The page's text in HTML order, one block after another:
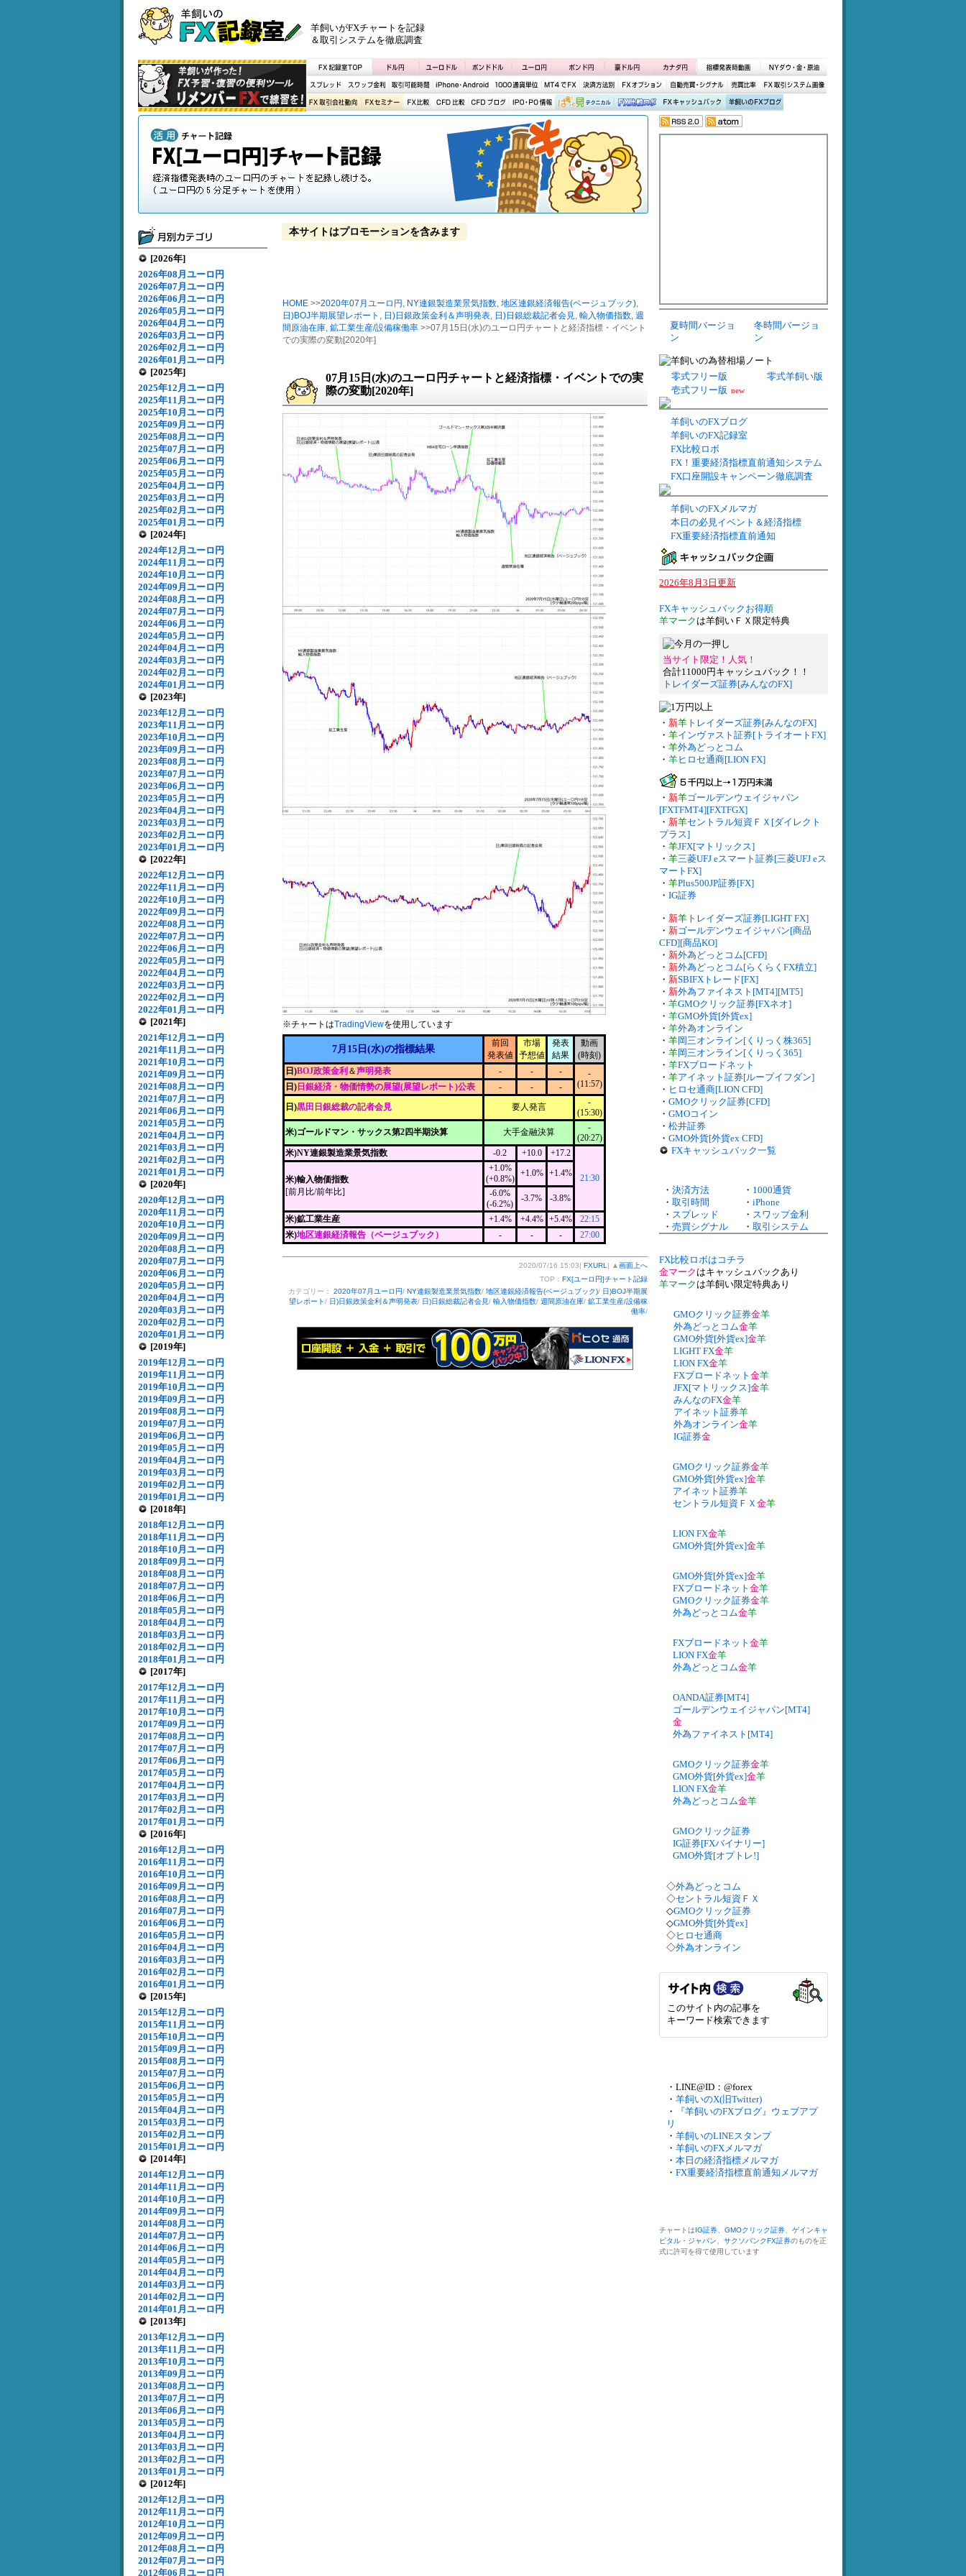
羊飼いがFXチャートを記録
＆取引システムを徹底調査
[2026年]
2026年08月ユーロ円
2026年07月ユーロ円
2026年06月ユーロ円
2026年05月ユーロ円
2026年04月ユーロ円
2026年03月ユーロ円
2026年02月ユーロ円
2026年01月ユーロ円
[2025年]
2025年12月ユーロ円
2025年11月ユーロ円
2025年10月ユーロ円
2025年09月ユーロ円
2025年08月ユーロ円
2025年07月ユーロ円
2025年06月ユーロ円
2025年05月ユーロ円
2025年04月ユーロ円
2025年03月ユーロ円
2025年02月ユーロ円
2025年01月ユーロ円
[2024年]
2024年12月ユーロ円
2024年11月ユーロ円
2024年10月ユーロ円
2024年09月ユーロ円
2024年08月ユーロ円
2024年07月ユーロ円
2024年06月ユーロ円
2024年05月ユーロ円
2024年04月ユーロ円
2024年03月ユーロ円
2024年02月ユーロ円
2024年01月ユーロ円
[2023年]
2023年12月ユーロ円
2023年11月ユーロ円
2023年10月ユーロ円
2023年09月ユーロ円
2023年08月ユーロ円
2023年07月ユーロ円
2023年06月ユーロ円
2023年05月ユーロ円
2023年04月ユーロ円
2023年03月ユーロ円
2023年02月ユーロ円
2023年01月ユーロ円
[2022年]
2022年12月ユーロ円
2022年11月ユーロ円
2022年10月ユーロ円
2022年09月ユーロ円
2022年08月ユーロ円
2022年07月ユーロ円
2022年06月ユーロ円
2022年05月ユーロ円
2022年04月ユーロ円
2022年03月ユーロ円
2022年02月ユーロ円
2022年01月ユーロ円
[2021年]
2021年12月ユーロ円
2021年11月ユーロ円
2021年10月ユーロ円
2021年09月ユーロ円
2021年08月ユーロ円
2021年07月ユーロ円
2021年06月ユーロ円
2021年05月ユーロ円
2021年04月ユーロ円
2021年03月ユーロ円
2021年02月ユーロ円
2021年01月ユーロ円
[2020年]
2020年12月ユーロ円
2020年11月ユーロ円
2020年10月ユーロ円
2020年09月ユーロ円
2020年08月ユーロ円
2020年07月ユーロ円
2020年06月ユーロ円
2020年05月ユーロ円
2020年04月ユーロ円
2020年03月ユーロ円
2020年02月ユーロ円
2020年01月ユーロ円
[2019年]
2019年12月ユーロ円
2019年11月ユーロ円
2019年10月ユーロ円
2019年09月ユーロ円
2019年08月ユーロ円
2019年07月ユーロ円
2019年06月ユーロ円
2019年05月ユーロ円
2019年04月ユーロ円
2019年03月ユーロ円
2019年02月ユーロ円
2019年01月ユーロ円
[2018年]
2018年12月ユーロ円
2018年11月ユーロ円
2018年10月ユーロ円
2018年09月ユーロ円
2018年08月ユーロ円
2018年07月ユーロ円
2018年06月ユーロ円
2018年05月ユーロ円
2018年04月ユーロ円
2018年03月ユーロ円
2018年02月ユーロ円
2018年01月ユーロ円
[2017年]
2017年12月ユーロ円
2017年11月ユーロ円
2017年10月ユーロ円
2017年09月ユーロ円
2017年08月ユーロ円
2017年07月ユーロ円
2017年06月ユーロ円
2017年05月ユーロ円
2017年04月ユーロ円
2017年03月ユーロ円
2017年02月ユーロ円
2017年01月ユーロ円
[2016年]
2016年12月ユーロ円
2016年11月ユーロ円
2016年10月ユーロ円
2016年09月ユーロ円
2016年08月ユーロ円
2016年07月ユーロ円
2016年06月ユーロ円
2016年05月ユーロ円
2016年04月ユーロ円
2016年03月ユーロ円
2016年02月ユーロ円
2016年01月ユーロ円
[2015年]
2015年12月ユーロ円
2015年11月ユーロ円
2015年10月ユーロ円
2015年09月ユーロ円
2015年08月ユーロ円
2015年07月ユーロ円
2015年06月ユーロ円
2015年05月ユーロ円
2015年04月ユーロ円
2015年03月ユーロ円
2015年02月ユーロ円
2015年01月ユーロ円
[2014年]
2014年12月ユーロ円
2014年11月ユーロ円
2014年10月ユーロ円
2014年09月ユーロ円
2014年08月ユーロ円
2014年07月ユーロ円
2014年06月ユーロ円
2014年05月ユーロ円
2014年04月ユーロ円
2014年03月ユーロ円
2014年02月ユーロ円
2014年01月ユーロ円
[2013年]
2013年12月ユーロ円
2013年11月ユーロ円
2013年10月ユーロ円
2013年09月ユーロ円
2013年08月ユーロ円
2013年07月ユーロ円
2013年06月ユーロ円
2013年05月ユーロ円
2013年04月ユーロ円
2013年03月ユーロ円
2013年02月ユーロ円
2013年01月ユーロ円
[2012年]
2012年12月ユーロ円
2012年11月ユーロ円
2012年10月ユーロ円
2012年09月ユーロ円
2012年08月ユーロ円
2012年07月ユーロ円
2012年06月ユーロ円
本サイトはプロモーションを含みます
HOME >>2020年07月ユーロ円 , NY連銀製造業景気指数, 地区連銀経済報告(ベージュブック),
日)BOJ半期展望レポート , 日)日銀政策金利＆声明発表, 日)日銀総裁記者会見, 輸入物価指数, 週
間原油在庫, 鉱工業生産/設備稼働率 >>07月15日(水)のユーロ円チャートと経済指標・イベント
での実際の変動[2020年]
07月15日(水)のユーロ円チャートと経済指標・イベントでの実
際の変動[2020年]
※チャートはTradingViewを使用しています
7月15日(水)の指標結果
前回
発表値
市場
予想値
発表
結果
動画
(時刻)
日)BOJ政策金利 ＆声明発表 - - -
-
(11:57)
日) 日銀経済・物価情勢の展望(展望レポート)公表 - -
-
日)黒田日銀総裁の記者会見 要人発言
-
(15:30)
米)ゴールドマン・サックス第2四半期決算
大手金融決算
-
(20:27)
米)NY連銀製造業景気指数
-0.2 +10.0 +17.2
21:30
米)輸入物価指数
[前月比/前年比]
+1.0%
(+0.8%)
+1.0%
+1.4%
-6.0%
(-6.2%)
-3.7% -3.8%
米)鉱工業生産 +1.4% +4.4% +5.4%
22:15
米)地区連銀経済報告（ベージュブック） - - - 27:00
2020/07/16 15:03| FXURL | ▲ 画面上へ
TOP： FX[ユーロ円]チャート記録
カテゴリー： 2020年07月ユーロ円/ NY連銀製造業景気指数/ 地区連銀経済報告(ベージュブック)/ 日)BOJ半期展
望レポート/ 日)日銀政策金利＆声明発表/ 日)日銀総裁記者会見/ 輸入物価指数/ 週間原油在庫/ 鉱工業生産/設備稼
働率/
夏時間バージョ
ン
冬時間バージョ
ン
零式フリー版
零式羊飼い版
壱式フリー版 new
羊飼いのFXブログ
羊飼いのFX記録室
FX比較ロボ
FX！重要経済指標直前通知システム
FX口座開設キャンペーン徹底調査
羊飼いのFXメルマガ
本日の必見イベント＆経済指標
FX重要経済指標直前通知
2026年8月3日更新
FXキャッシュバックお得順
羊マーク は羊飼いＦＸ限定特典
当サイト限定！人気！
合計11000円キャッシュバック！！
トレイダーズ証券[みんなのFX]
・ 新羊 トレイダーズ証券[みんなのFX]
・ 羊インヴァスト証券[トライオートFX]
・ 羊外為どっとコム
・ 羊ヒロセ通商[LION FX]
・ 新羊ゴールデンウェイジャパン
[FXTFMT4][FXTFGX]
・ 新羊セントラル短資ＦＸ[ダイレクト
プラス]
・ 羊JFX[マトリックス]
・ 羊三菱UFJ eスマート証券[三菱UFJ eス
マートFX]
・ 羊Plus500JP証券[FX]
・ IG証券
・ 新羊 トレイダーズ証券[LIGHT FX]
・ 新ゴールデンウェイジャパン[商品
CFD][商品KO]
・ 新外為どっとコム[CFD]
・ 新外為どっとコム[らくらくFX積立]
・ 新SBIFXトレード[FX]
・ 新外為ファイネスト[MT4][MT5]
・ 羊GMOクリック証券[FXネオ]
・ 羊GMO外貨[外貨ex]
・ 羊外為オンライン
・ 羊岡三オンライン[くりっく株365]
・ 羊岡三オンライン[くりっく365]
・ 羊FXブロードネット
・ 羊アイネット証券[ループイフダン]
・ ヒロセ通商[LION CFD]
・ GMOクリック証券[CFD]
・ GMOコイン
・ 松井証券
・ GMO外貨[外貨ex CFD]
FXキャッシュバック一覧
・ 決済方法 ・ 1000通貨
・ 取引時間 ・ iPhone
・ スプレッド ・ スワップ金利
・ 売買シグナル ・ 取引システム
FX比較ロボはコチラ
金マーク はキャッシュバックあり
羊マーク は羊飼い限定特典あり
GMOクリック証券金羊
外為どっとコム金羊
GMO外貨[外貨ex]金羊
LIGHT FX金羊
LION FX金羊
FXブロードネット 金羊
JFX[マトリックス]金羊
みんなのFX金羊
アイネット証券羊
外為オンライン金羊
IG証券金
GMOクリック証券金羊
GMO外貨[外貨ex]金羊
アイネット証券羊
セントラル短資ＦＸ 金羊
LION FX金羊
GMO外貨[外貨ex]金羊
GMO外貨[外貨ex]金羊
FXブロードネット 金羊
GMOクリック証券金羊
外為どっとコム金羊
FXブロードネット 金羊
LION FX金羊
外為どっとコム金羊
OANDA証券[MT4]
ゴールデンウェイジャパン[MT4]
金
外為ファイネスト[MT4]
GMOクリック証券金羊
GMO外貨[外貨ex]金羊
LION FX金羊
外為どっとコム金羊
GMOクリック証券
IG証券[FXバイナリー]
GMO外貨[オプトレ!]
◇外為どっとコム
◇セントラル短資ＦＸ
◇GMOクリック証券
◇GMO外貨[外貨ex]
◇ヒロセ通商
◇外為オンライン
このサイト内の記事を
キーワード検索できます
・LINE@ID：@forex
・ 羊飼いのX(旧Twitter)
・
『羊飼いのFXブログ』ウェブアプ
リ
・ 羊飼いのLINEスタンプ
・ 羊飼いのFXメルマガ
・ 本日の経済指標メルマガ
・ FX重要経済指標直前通知メルマガ
チャートはIG証券 GMOクリック証券
ゲインキャ
ピタル・ジャパン
サクソバンクFX証券のものを正
式に許可を得て使用しています